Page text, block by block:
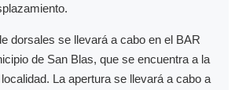
dorsales se llevará a cabo en el BAR
de San Blas, que se encuentra a la
La apertura se llevará a cabo a